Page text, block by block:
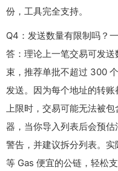
份，工具完全支持。
Q4：发送数量有限制吗？
答：理论上一笔交易可发
束，推荐单批不超过 300
发送。因为每个地址的转
上限时，交易可能无法被
器，当你导入列表后会预
警告，并建议拆分列表。
等 Gas 便宜的公链，轻松